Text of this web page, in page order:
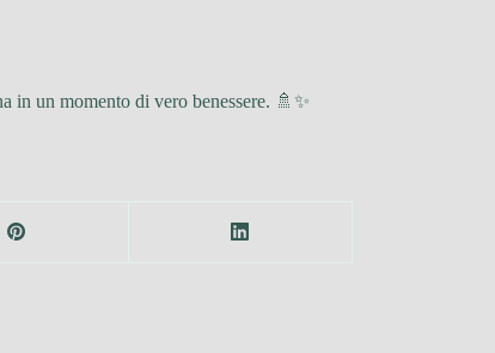
in un momento di vero benessere. 🚿✨